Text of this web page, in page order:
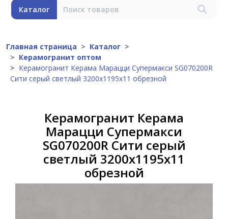
Каталог
Главная страница
Каталог
Керамогранит оптом
Керамогранит Керама Марацци Супермакси SG070200R
Сити серый светлый 3200x1195x11 обрезной
Керамогранит Керама
Марацци Супермакси
SG070200R Сити серый
светлый 3200x1195x11
обрезной